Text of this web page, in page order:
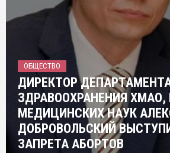
ОБЩЕСТВО
ДИРЕКТОР
ЗДРАВООХРАНЕНИЯ
МЕДИЦИНСКИХ НАУК
ДОБРОВОЛЬСКИЙ
ЗАПРЕТА АБОРТОВ